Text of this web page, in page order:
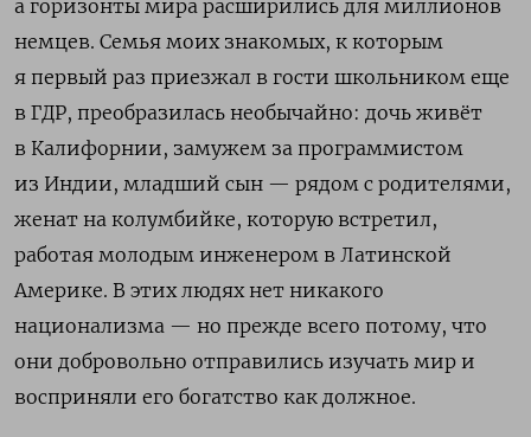
а горизонты мира расширились для миллионов
немцев. Семья моих знакомых, к которым
я первый раз приезжал в гости школьником еще
в ГДР, преобразилась необычайно: дочь живёт
в Калифорнии, замужем за программистом
из Индии, младший сын — рядом с родителями,
женат на колумбийке, которую встретил,
работая молодым инженером в Латинской
Америке. В этих людях нет никакого
национализма — но прежде всего потому, что
они добровольно отправились изучать мир и
восприняли его богатство как должное.